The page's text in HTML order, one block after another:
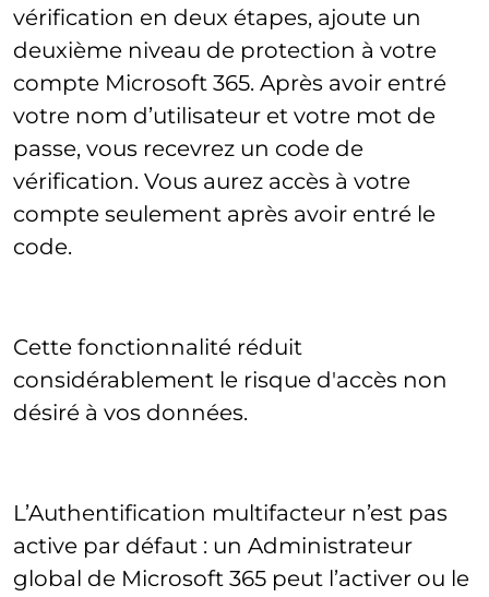
vérification en deux étapes, ajoute un
deuxième niveau de protection à votre
compte Microsoft 365. Après avoir entré
votre nom d’utilisateur et votre mot de
passe, vous recevrez un code de
vérification. Vous aurez accès à votre
compte seulement après avoir entré le
code.
Cette fonctionnalité réduit
considérablement le risque d'accès non
désiré à vos données.
L’Authentification multifacteur n’est pas
active par défaut : un Administrateur
global de Microsoft 365 peut l’activer ou le